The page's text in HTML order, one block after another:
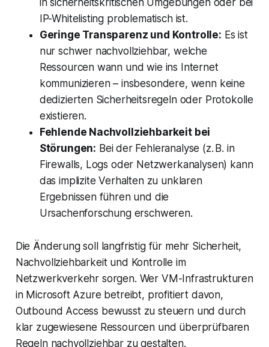
in sicherheitskritischen Umgebungen oder bei
IP-Whitelisting problematisch ist.
Geringe Transparenz und Kontrolle: Es ist
nur schwer nachvollziehbar, welche
Ressourcen wann und wie ins Internet
kommunizieren – insbesondere, wenn keine
dedizierten Sicherheitsregeln oder Protokolle
existieren.
Fehlende Nachvollziehbarkeit bei
Störungen: Bei der Fehleranalyse (z. B. in
Firewalls, Logs oder Netzwerkanalysen) kann
das implizite Verhalten zu unklaren
Ergebnissen führen und die
Ursachenforschung erschweren.
Die Änderung soll langfristig für mehr Sicherheit,
Nachvollziehbarkeit und Kontrolle im
Netzwerkverkehr sorgen. Wer VM-Infrastrukturen
in Microsoft Azure betreibt, profitiert davon,
Outbound Access bewusst zu steuern und durch
klar zugewiesene Ressourcen und überprüfbaren
Regeln nachvollziehbar zu gestalten.